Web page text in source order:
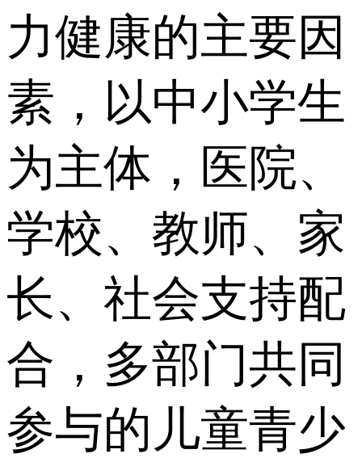
力健康的主要因
素，以中小学生
为主体，医院、
学校、教师、家
长、社会支持配
合，多部门共同
参与的儿童青少